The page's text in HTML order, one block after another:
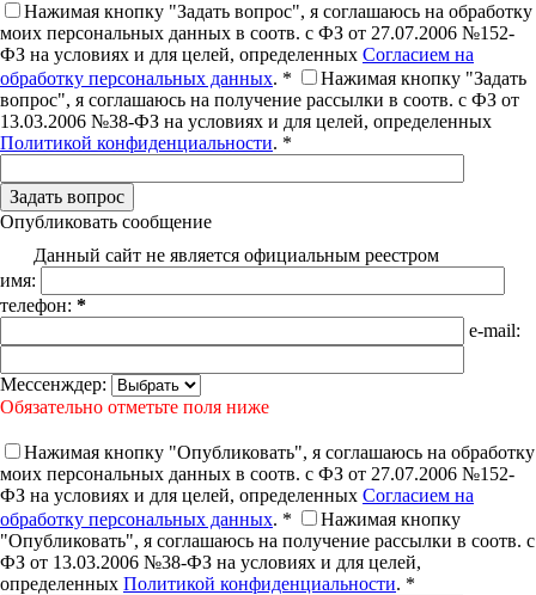
Нажимая кнопку "Задать вопрос", я соглашаюсь на обработку
моих персональных данных в соотв. с ФЗ от 27.07.2006 №152-
ФЗ на условиях и для целей, определенных Согласием на
обработку персональных данных. *
Нажимая кнопку "Задать
вопрос", я соглашаюсь на получение рассылки в соотв. с ФЗ от
13.03.2006 №38-ФЗ на условиях и для целей, определенных
Политикой конфиденциальности. *
Опубликовать сообщение
Данный сайт не является официальным реестром
имя:
телефон: *
e-mail:
Мессенждер:
Обязательно отметьте поля ниже
Нажимая кнопку "Опубликовать", я соглашаюсь на обработку
моих персональных данных в соотв. с ФЗ от 27.07.2006 №152-
ФЗ на условиях и для целей, определенных Согласием на
обработку персональных данных. *
Нажимая кнопку
"Опубликовать", я соглашаюсь на получение рассылки в соотв. с
ФЗ от 13.03.2006 №38-ФЗ на условиях и для целей,
определенных Политикой конфиденциальности. *